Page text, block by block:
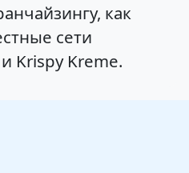
как
сети
Krispy Kreme.